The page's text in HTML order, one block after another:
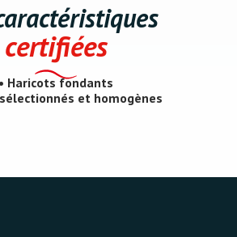
certifiées
• Haricots fondants
et homogènes